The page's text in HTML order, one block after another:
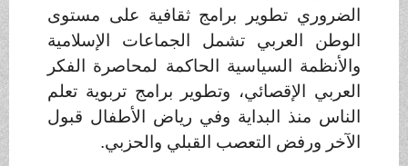
الضروري تطوير برامج ثقافية على مستوى
الوطن العربي تشمل الجماعات الإسلامية
والأنظمة السياسية الحاكمة لمحاصرة الفكر
العربي الإقصائي، وتطوير برامج تربوية تعلم
الناس منذ البداية وفي رياض الأطفال قبول
الآخر ورفض التعصب القبلي والحزبي .